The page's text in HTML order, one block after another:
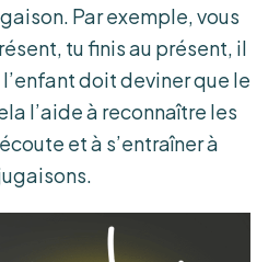
Par exemple, vous
tu finis au présent, il
doit deviner que le
l’aide à reconnaître les
et à s’entraîner à